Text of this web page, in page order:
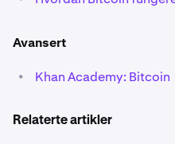
Avansert
• Khan Academy: Bitcoin
Relaterte artikler